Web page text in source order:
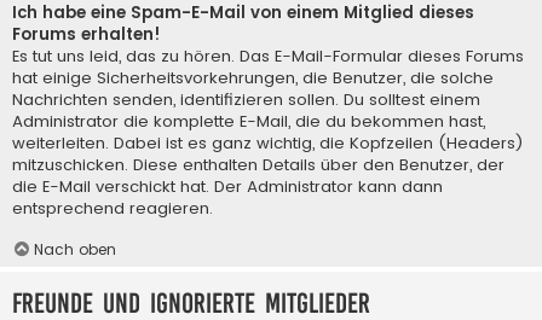
Ich habe eine Spam-E-Mail von einem Mitglied dieses
Forums erhalten!
Es tut uns leid, das zu hören. Das E-Mail-Formular dieses Forums
hat einige Sicherheitsvorkehrungen, die Benutzer, die solche
Nachrichten senden, identifizieren sollen. Du solltest einem
Administrator die komplette E-Mail, die du bekommen hast,
weiterleiten. Dabei ist es ganz wichtig, die Kopfzeilen (Headers)
mitzuschicken. Diese enthalten Details über den Benutzer, der
die E-Mail verschickt hat. Der Administrator kann dann
entsprechend reagieren.
Nach oben
Freunde und ignorierte Mitglieder